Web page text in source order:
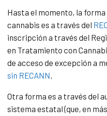
Hasta el momento, la
cannabis es a través del
inscripción a través del
en Tratamiento con
de acceso de excepción a
sin RECANN.
Otra forma es a través del
sistema estatal (que, en